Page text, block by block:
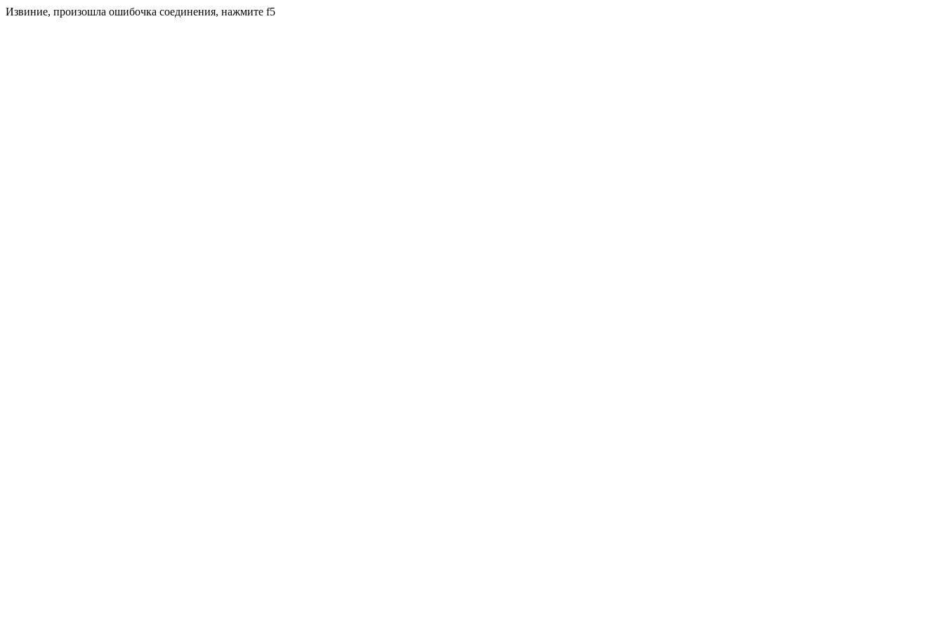
Извиние, произошла ошибочка соединения, нажмите f5